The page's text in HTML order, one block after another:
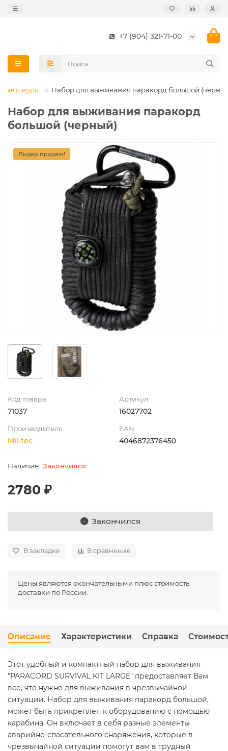
+7 (904) 321-71-00
шнуры Набор для выживания паракорд большой
Набор для выживания паракорд
большой (черный)
Лидер продаж!
Код товара
71037
Артикул
16027702
Производитель
Mil-tec
EAN
4046872376450
Закончился
2780 ₽
Закончился
В закладки В сравнение
Цены являются окончательными плюс стоимость
доставки по России.
Описание Характеристики Справка
Этот удобный и компактный набор для выживания
"PARACORD SURVIVAL KIT LARGE" предоставляет Вам
все, что нужно для выживания в чрезвычайной
ситуации. Набор для выживания паракорд большой,
может быть прикреплен к оборудованию с помощью
карабина. Он включает в себя разные элементы
аварийно-спасательного снаряжения, которые в
чрезвычайной ситуации помогут вам в трудный